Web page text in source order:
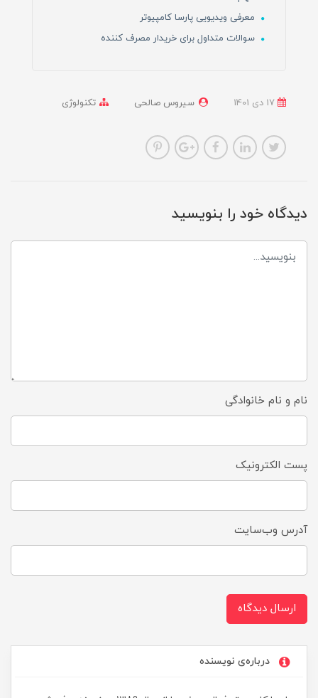
معرفی ویدیویی پارسا کامپیوتر
سوالات متداول برای خریدار مصرف کننده
سیروس صالحی تکنولوژی
دیدگاه خود را بنویسید
نام و نام خانوادگی
پست الکترونیک
آدرس وب‌سایت
ارسال دیدگاه
درباره‌ی نویسنده